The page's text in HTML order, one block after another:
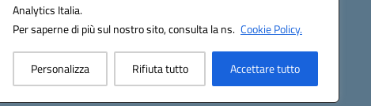
Analytics Italia.
Per saperne di più sul nostro sito, consulta la ns. Cookie Policy.
Personalizza Rifiuta tutto Accettare tutto